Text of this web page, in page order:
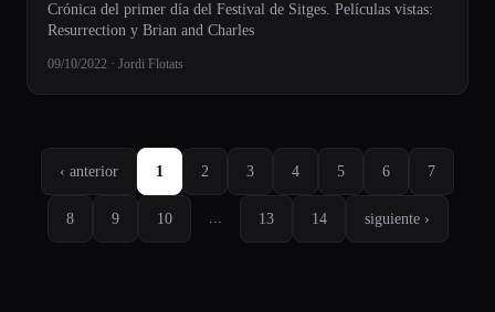
Crónica del primer día del Festival de Sitges. Películas vistas:
Resurrection y Brian and Charles
09/10/2022 · Jordi Flotats
‹ anterior 1 2 3 4 5 6 7
8 9 10 ... 13 14 siguiente ›